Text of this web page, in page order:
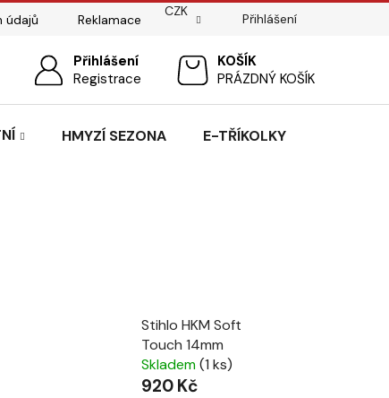
údajů
Reklamace
Pasování sedel pro koně
CZK
Přihlášení
Přihlášení
Registrace
NÁKUPNÍPRÁZDNÝ KOŠÍK
HMYZÍ SEZONA E-TŘÍKOLKY
Stihlo HKM Soft
Touch 14mm
Skladem(1 ks)
920 Kč